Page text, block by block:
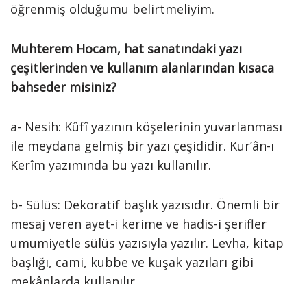
öğrenmiş olduğumu belirtmeliyim.
Muhterem Hocam, hat sanatındaki yazı
çeşitlerinden ve kullanım alanlarından kısaca
bahseder misiniz?
a- Nesih: Kûfî yazının köşelerinin yuvarlanması
ile meydana gelmiş bir yazı çeşididir. Kur’ân-ı
Kerîm yazımında bu yazı kullanılır.
b- Sülüs: Dekoratif başlık yazısıdır. Önemli bir
mesaj veren ayet-i kerime ve hadis-i şerifler
umumiyetle sülüs yazısıyla yazılır. Levha, kitap
başlığı, cami, kubbe ve kuşak yazıları gibi